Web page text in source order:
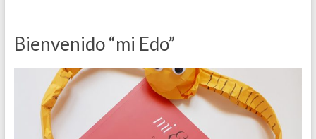
Bienvenido “mi Edo”